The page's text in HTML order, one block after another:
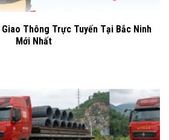
Giao Thông Trực Tuyến Tại Bắc Ninh
Mới Nhất